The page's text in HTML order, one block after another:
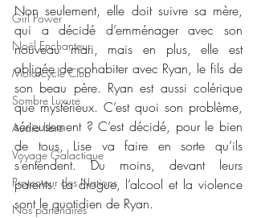
Girl Power
Noël Enchanteur
Motorcycle Club
Sombre Luxure
Audio libre
Voyage Galactique
Protecteur des Nations
Nos partenaires
Non seulement, elle doit suivre sa mère,
qui a décidé d’emménager avec son
nouveau mari, mais en plus, elle est
obligée de cohabiter avec Ryan, le fils de
son beau père. Ryan est aussi colérique
que mystérieux. C’est quoi son problème,
sérieusement ? C’est décidé, pour le bien
de tous, Lise va faire en sorte qu’ils
s’entendent. Du moins, devant leurs
parents. La drogue, l’alcool et la violence
sont le quotidien de Ryan.